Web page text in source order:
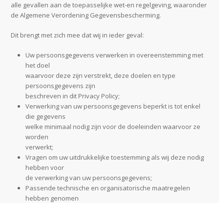
alle gevallen aan de toepasselijke wet-en regelgeving, waaronder
de Algemene Verordening Gegevensbescherming.
Dit brengt met zich mee dat wij in ieder geval:
Uw persoonsgegevens verwerken in overeenstemming met
het doel
waarvoor deze zijn verstrekt, deze doelen en type
persoonsgegevens zijn
beschreven in dit Privacy Policy;
Verwerking van uw persoonsgegevens beperkt is tot enkel
die gegevens
welke minimaal nodig zijn voor de doeleinden waarvoor ze
worden
verwerkt;
Vragen om uw uitdrukkelijke toestemming als wij deze nodig
hebben voor
de verwerking van uw persoonsgegevens;
Passende technische en organisatorische maatregelen
hebben genomen